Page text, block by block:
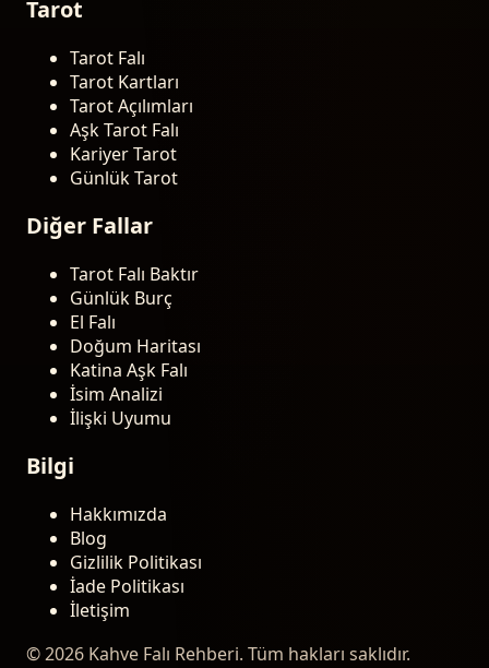
Tarot
Tarot Falı
Tarot Kartları
Tarot Açılımları
Aşk Tarot Falı
Kariyer Tarot
Günlük Tarot
Diğer Fallar
Tarot Falı Baktır
Günlük Burç
El Falı
Doğum Haritası
Katina Aşk Falı
İsim Analizi
İlişki Uyumu
Bilgi
Hakkımızda
Blog
Gizlilik Politikası
İade Politikası
İletişim
© 2026 Kahve Falı Rehberi. Tüm hakları saklıdır.